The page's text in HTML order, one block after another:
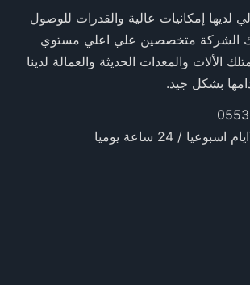
لديها إمكانيات عالية والقدرات للوصول
الشركة متخصصين علي اعلي مستوي
الألات والمعدات الحديثة والعمالة لدينا
بشكل جيد.